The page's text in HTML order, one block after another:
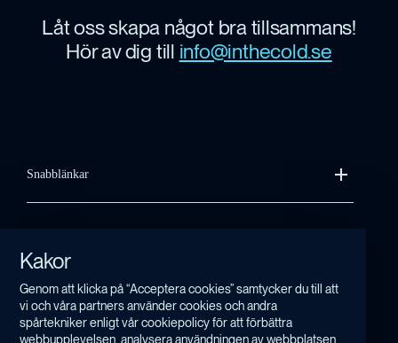
Kakor
Genom att klicka på “Acceptera cookies” samtycker du till att
vi och våra partners använder cookies och andra
spårtekniker enligt vår cookiepolicy för att förbättra
webbupplevelsen, analysera användningen av webbplatsen
Låt oss skapa något bra tillsammans!
Hör av dig till info@inthecold.se
Snabblänkar
Integritetspolicy & Kakor
Copyright In The Cold 2026